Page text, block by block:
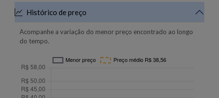
Histórico de preço
Acompanhe a variação do menor preço encontrado ao longo
do tempo.